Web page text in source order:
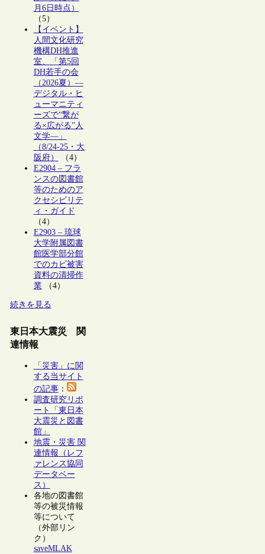
月6日時点）
（5）
【イベント】
人間文化研究
機構DH推進
室、「第5回
DH若手の会
（2026夏）―
デジタル・ヒ
ューマニティ
ーズで“繋が
る×広がる”人
文学―」
（8/24-25・大
阪府）
（4）
E2904 – フラ
ンスの図書館
等のためのア
クセシビリテ
ィ・ガイド
（4）
E2903 – 琉球
大学附属図書
館医学部分館
でのカビ被害
資料の清掃作
業（4）
続きを見る
東日本大震災 関
連情報
「災害」に関
する当サイト
の記事：
調査研究リポ
ート「東日本
大震災と図書
館」
地震・災害 関
連情報（レフ
ァレンス協同
データベー
ス）
各地の図書館
等の被災情報
等について
（外部リン
ク）
saveMLAK